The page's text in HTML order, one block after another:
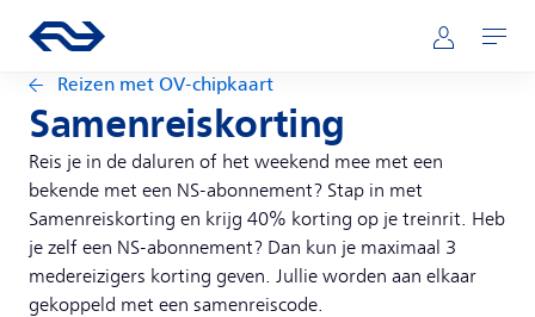
Hoofdnavigatie
Ga naar de homepage van ns.nl Mijn NS
Openen
Reizen met OV-chipkaart
Samenreiskorting
Reis je in de daluren of het weekend mee met een
bekende met een NS-abonnement? Stap in met
Samenreiskorting en krijg 40% korting op je treinrit. Heb
je zelf een NS-abonnement? Dan kun je maximaal 3
medereizigers korting geven. Jullie worden aan elkaar
gekoppeld met een samenreiscode.